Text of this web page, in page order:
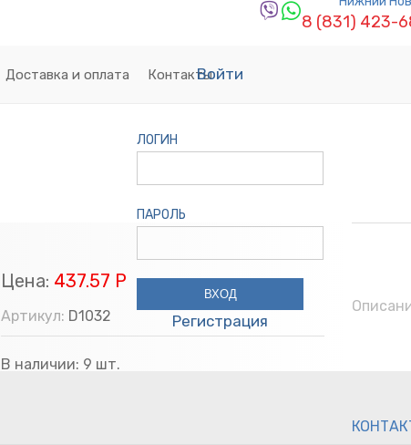
8 (831) 423-
Доставка и оплата КонтактыВойти
ЛОГИН
ПАРОЛЬ
Регистрация
Цена: 437.57 Р
Артикул: D1032
В наличии: 9 шт.